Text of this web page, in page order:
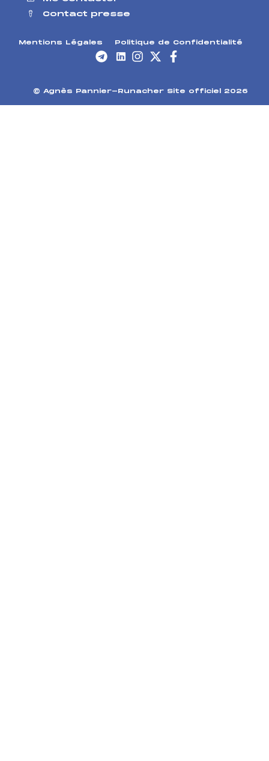
Contact presse
Mentions Légales Politique de Confidentialité
© Agnès Pannier-Runacher Site officiel 2026